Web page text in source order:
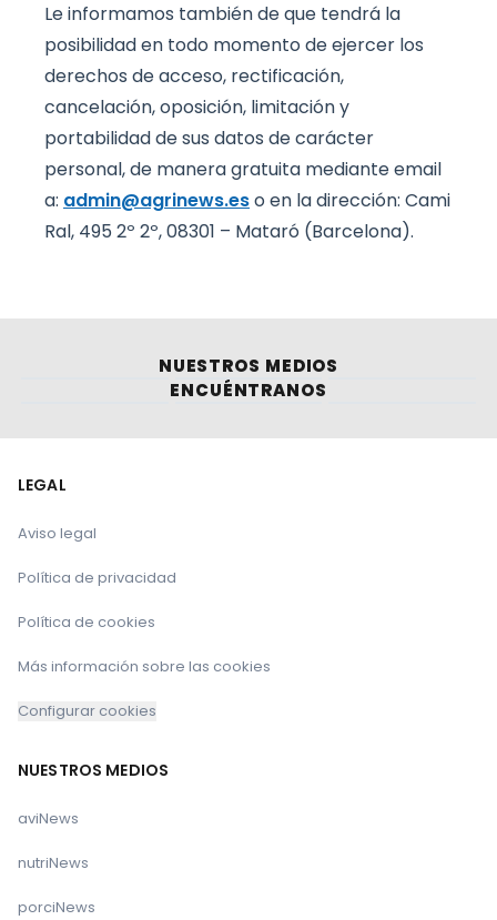
Le informamos también de que tendrá la
posibilidad en todo momento de ejercer los
derechos de acceso, rectificación,
cancelación, oposición, limitación y
portabilidad de sus datos de carácter
personal, de manera gratuita mediante email
a: admin@agrinews.eso en la dirección: Cami
Ral, 495 2º 2º, 08301 – Mataró (Barcelona).
NUESTROS MEDIOS
ENCUÉNTRANOS
LEGAL
Aviso legal
Política de privacidad
Política de cookies
Más información sobre las cookies
Configurar cookies
NUESTROS MEDIOS
aviNews
nutriNews
porciNews